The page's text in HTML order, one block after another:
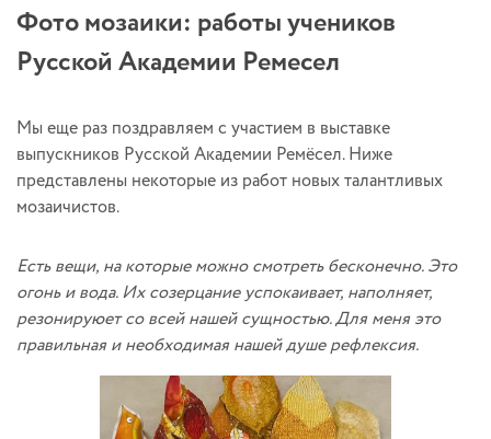
Фото мозаики: работы учеников
Русской Академии Ремесел
Мы еще раз поздравляем с участием в выставке
выпускников Русской Академии Ремёсел. Ниже
представлены некоторые из работ новых талантливых
мозаичистов.
Есть вещи, на которые можно смотреть бесконечно. Это
огонь и вода. Их созерцание успокаивает, наполняет,
резонируюет со всей нашей сущностью. Для меня это
правильная и необходимая нашей душе рефлексия.